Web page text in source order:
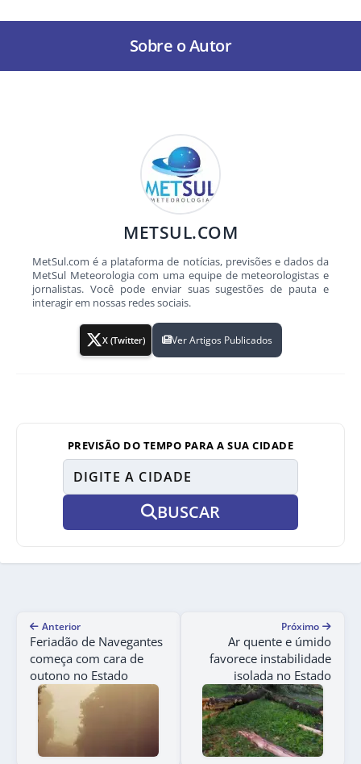
Sobre o Autor
METSUL.COM
MetSul.com é a plataforma de notícias, previsões e dados da
MetSul Meteorologia com uma equipe de meteorologistas e
jornalistas. Você pode enviar suas sugestões de pauta e
interagir em nossas redes sociais.
X (Twitter) Ver Artigos Publicados
PREVISÃO DO TEMPO PARA A SUA CIDADE
BUSCAR
Anterior
Feriadão de Navegantes
começa com cara de
outono no Estado
Próximo
Ar quente e úmido
favorece instabilidade
isolada no Estado